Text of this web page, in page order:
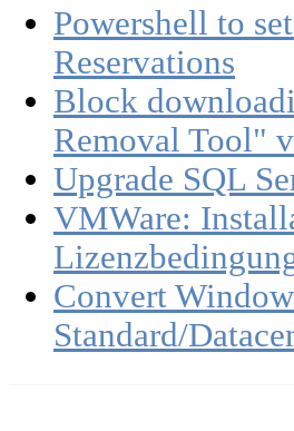
Powershell to
Reservations
Block
Removal Tool"
Upgrade SQL
VMWare:
Convert
Standard/